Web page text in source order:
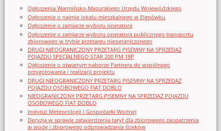
Ogłoszenia Warmińsko-Mazurskiego Urzędu Wojewódzkiego
Ogłoszenie o najmie lokalu mieszkalnego w Elgnówku
Ogłoszenie o zamiarze wyboru operatora
Ogłoszenie o zamiarze wyboru operatora publicznego transportu
zbiorowego w trybie przetargu nieograniczonego
DRUGI NIEOGRANICZONY PRZETARG PISEMNY NA SPRZEDAŻ
POJAZDU SPECJALNEGO STAR 200 PM 18P
Ogłoszenie o otwartym naborze Partnera do wspólnego
przygotowania i realizacji projektu
DRUGI NIEOGRANICZONY PRZETARG PISEMNY NA SPRZEDAŻ
POJAZDU OSOBOWEGO FIAT DOBLO
NIEOGRANICZONY PRZETARG PISEMNY NA SPRZEDAŻ POJAZDU
OSOBOWEGO FIAT DOBLO
Instytut Meteorologii i Gospodarki Wodnej
Decyzja w sprawie zatwierdzenia taryf dla zbiorowego zaopatrzenia
w wodę i zbiorowego odprowadzania ścieków